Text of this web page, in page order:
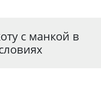
с манкой в